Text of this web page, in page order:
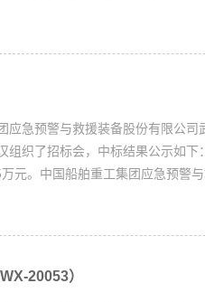
急预警与救援装备股份有限公司
组织了招标会，中标结果公示如下
元。中国船舶重工集团应急预警
20053）